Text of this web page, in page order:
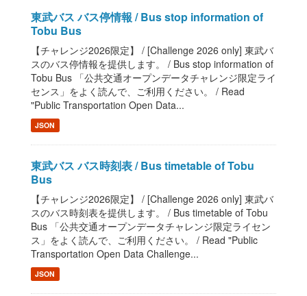
東武バス バス停情報 / Bus stop information of
Tobu Bus
【チャレンジ2026限定】 / [Challenge 2026 only] 東武バ
スのバス停情報を提供します。 / Bus stop information of
Tobu Bus 「公共交通オープンデータチャレンジ限定ライ
センス」をよく読んで、ご利用ください。 / Read
"Public Transportation Open Data...
JSON
東武バス バス時刻表 / Bus timetable of Tobu
Bus
【チャレンジ2026限定】 / [Challenge 2026 only] 東武バ
スのバス時刻表を提供します。 / Bus timetable of Tobu
Bus 「公共交通オープンデータチャレンジ限定ライセン
ス」をよく読んで、ご利用ください。 / Read "Public
Transportation Open Data Challenge...
JSON